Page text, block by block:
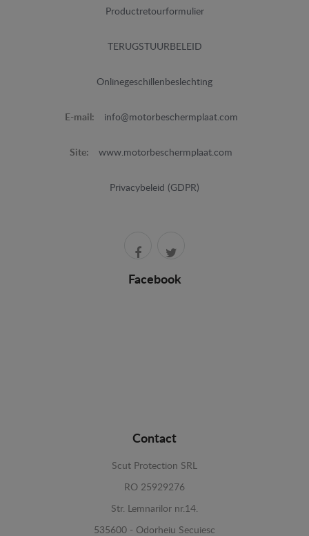
Productretourformulier
TERUGSTUURBELEID
Onlinegeschillenbeslechting
E-mail: info@motorbeschermplaat.com
Site: www.motorbeschermplaat.com
Privacybeleid (GDPR)
Facebook
Contact
Scut Protection SRL
RO 25929276
Str. Lemnarilor nr.14.
535600 - Odorheiu Secuiesc